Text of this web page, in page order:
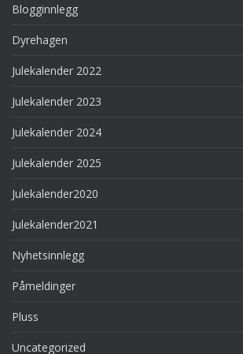
Blogginnlegg
Dyrehagen
Julekalender 2022
Julekalender 2023
Julekalender 2024
Julekalender 2025
Julekalender2020
Julekalender2021
Nyhetsinnlegg
Påmeldinger
Pluss
Uncategorized